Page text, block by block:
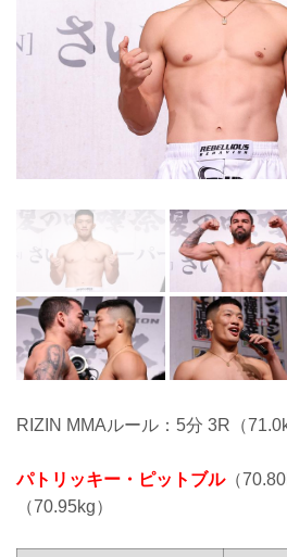
RIZIN MMAルール：5分 3R（
パトリッキー・ピットブル（
（70.95kg）